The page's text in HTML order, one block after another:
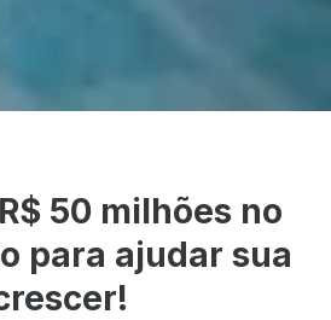
50 milhões no
para ajudar sua